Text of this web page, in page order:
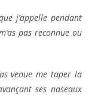
j’appelle pendant
pas reconnue ou
venue me taper la
ses naseaux